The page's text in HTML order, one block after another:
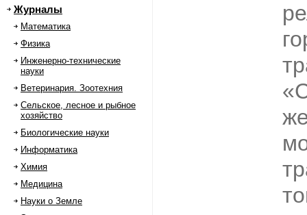
Журналы
Математика
Физика
Инженерно-технические
науки
Ветеринария. Зоотехния
Сельское, лесное и рыбное
хозяйство
Биологические науки
Информатика
Химия
Медицина
Науки о Земле